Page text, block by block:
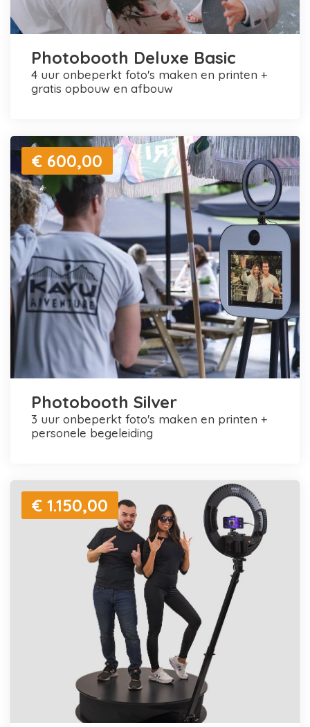
Photobooth Deluxe Basic
4 uur onbeperkt foto's maken en printen +
gratis opbouw en afbouw
€ 600,00
Photobooth Silver
3 uur onbeperkt foto's maken en printen +
personele begeleiding
€ 1.150,00